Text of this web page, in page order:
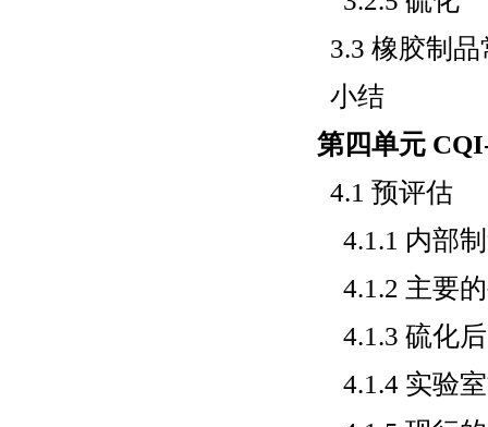
3.3 橡胶制
小结
第四单元
4.1 预评估
4.1.1 内部
4.1.2 主要
4.1.3 硫化
4.1.4 实验